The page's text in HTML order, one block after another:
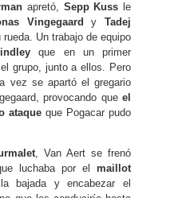
apretó, Sepp Kuss le
Vingegaard yTadej
rueda. Un trabajo de equipo
que en un primer
grupo, junto a ellos. Pero
vez se apartó el gregario
provocando que el
ataque que Pogacar pudo
, Van Aert se frenó
luchaba por el maillot
bajada y encabezar el